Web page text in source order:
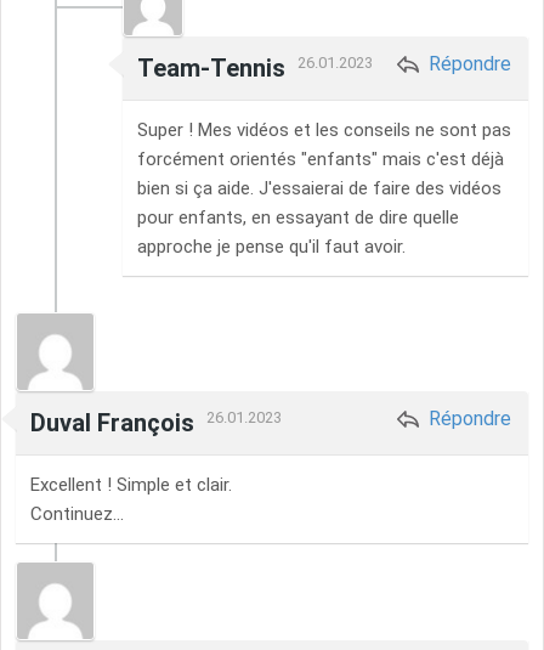
Team-Tennis 26.01.2023 Répondre
Super ! Mes vidéos et les conseils ne sont pas
forcément orientés "enfants" mais c'est déjà
bien si ça aide. J'essaierai de faire des vidéos
pour enfants, en essayant de dire quelle
approche je pense qu'il faut avoir.
Duval François 26.01.2023 Répondre
Excellent ! Simple et clair.
Continuez...